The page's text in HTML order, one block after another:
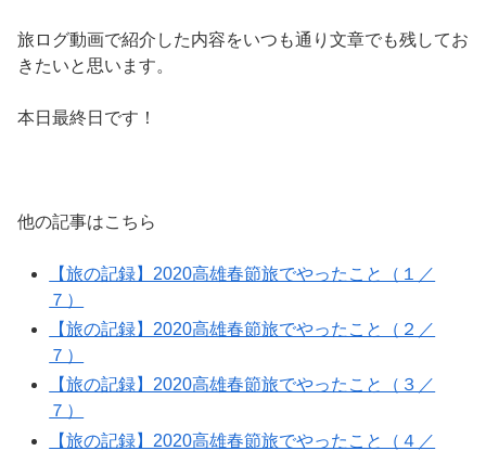
旅ログ動画で紹介した内容をいつも通り文章でも残してお
きたいと思います。
本日最終日です！
他の記事はこちら
【旅の記録】2020高雄春節旅でやったこと（１／
７）
【旅の記録】2020高雄春節旅でやったこと（２／
７）
【旅の記録】2020高雄春節旅でやったこと（３／
７）
【旅の記録】2020高雄春節旅でやったこと（４／